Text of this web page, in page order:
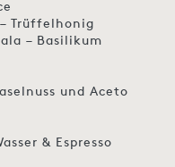
Trüffelhonig
– Basilikum
und Aceto
& Espresso